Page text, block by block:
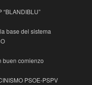
base del sistema
buen comienzo
PSOE-PSPV